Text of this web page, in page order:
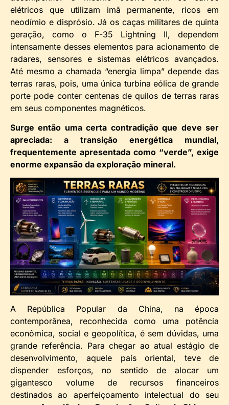
elétricos que utilizam imã permanente, ricos em
neodímio e disprósio. Já os caças militares de quinta
geração, como o F-35 Lightning II, dependem
intensamente desses elementos para acionamento de
radares, sensores e sistemas elétricos avançados.
Até mesmo a chamada “energia limpa” depende das
terras raras, pois, uma única turbina eólica de grande
porte pode conter centenas de quilos de terras raras
em seus componentes magnéticos.
Surge então uma certa contradição que deve ser
apreciada: a transição energética mundial,
frequentemente apresentada como “verde”, exige
enorme expansão da exploração mineral.
A República Popular da China, na época
contemporânea, reconhecida como uma potência
econômica, social e geopolítica, é sem dúvidas, uma
grande referência. Para chegar ao atual estágio de
desenvolvimento, aquele país oriental, teve de
dispender esforços, no sentido de alocar um
gigantesco volume de recursos financeiros
destinados ao aperfeiçoamento intelectual do seu